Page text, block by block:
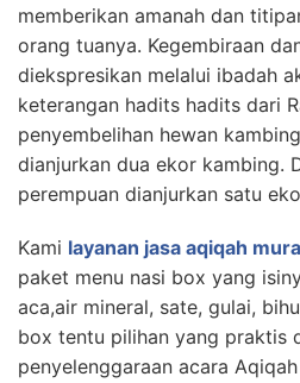
memberikan amanah dan
orang tuanya. Kegembiraan
diekspresikan melalui ibadah
keterangan hadits hadits dari
penyembelihan hewan
dianjurkan dua ekor kambing.
perempuan dianjurkan satu
Kami layanan jasa aqiqah
paket menu nasi box yang
aca,air mineral, sate, gulai,
box tentu pilihan yang praktis
penyelenggaraan acara